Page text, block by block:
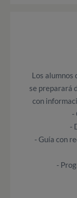
Los alumnos
se preparará
con
-
-
- Guía con
-